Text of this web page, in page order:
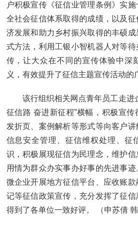
户积极宣传《征信业管理条例》实
全社会征信体系取得的成绩，以及
济发展和助力乡村振兴取得的丰硕
式方法，利用工银小智机器人对等
传，让大众在不同的宣传体验中深
义，有效提升了征信主题宣传活动的
该行组织相关网点青年员工走进
征信路 奋进新征程”横幅，积极宣
发折页、案例解析等形式等向客户
信息安全管理、征信维权处理、征
识，积极展现征信为民理念，维护
用情为群众办实事办好事的先进事
微企业开展地方征信平台、应收账
记等征信政策宣传，充分发挥了征信
得到了各单位一致好评。
（申苏倩 韩